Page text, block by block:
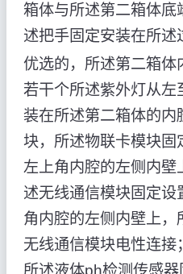
箱体与所述第二箱体底
述把手固定安装在所述
优选的，所述第二箱体
若干个所述紫外灯从左
装在所述第二箱体的内
块，所述物联卡模块
左上角内腔的左侧内
述无线通信模块固定设
角内腔的左侧内壁上，
无线通信模块电性连接
所述液体ph检测传感